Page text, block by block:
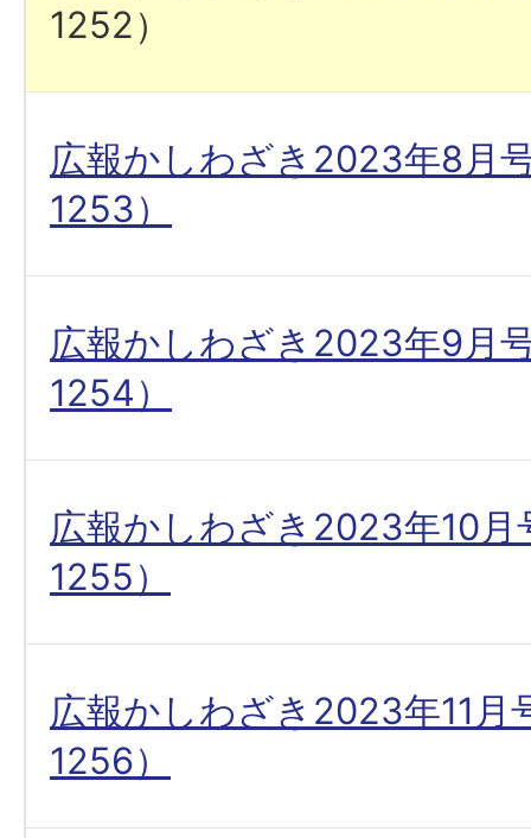
1252）
広報かしわざき2023年8月
1253）
広報かしわざき2023年9月
1254）
広報かしわざき2023年10月
1255）
広報かしわざき2023年11月
1256）